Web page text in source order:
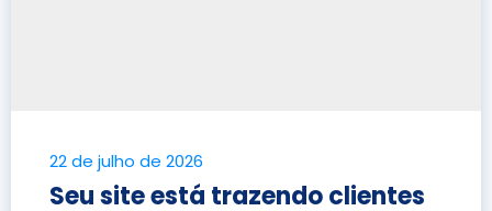
22 de julho de 2026
Seu site está trazendo clientes